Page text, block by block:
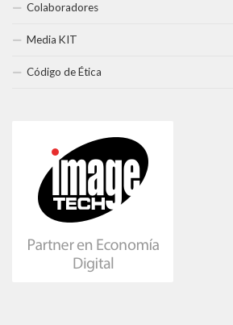
Colaboradores
Media KIT
Código de Ética